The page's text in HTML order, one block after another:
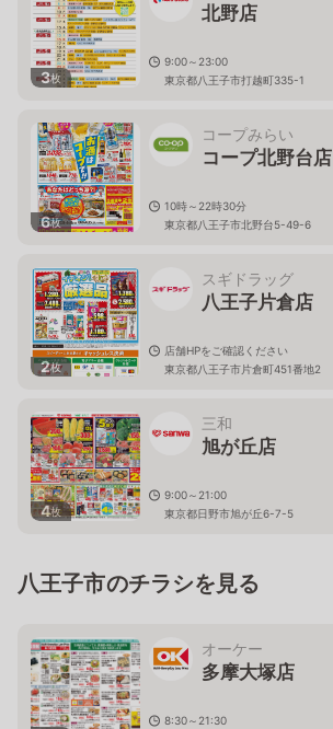
3枚
北野店
9:00～23:00
東京都八王子市打越町335-1
6枚
コープみらい
コープ北野台店
10時～22時30分
東京都八王子市北野台5-49-6
2枚
スギドラッグ
八王子片倉店
店舗HPをご確認ください
東京都八王子市片倉町451番地2
4枚
三和
旭が丘店
9:00～21:00
東京都日野市旭が丘6-7-5
八王子市のチラシを見る
オーケー
多摩大塚店
8:30～21:30